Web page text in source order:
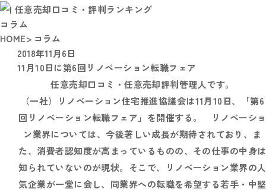
コラム
HOME> コラム
2018年11月6日
11月10日に第6回リノベーション転職フェア
任意売却口コミ・任意売却評判管理人です。
（一社）リノベーション住宅推進協議会は11月10日、「第6
回リノベーション転職フェア」を開催する。 リノベーショ
ン業界については、今後著しい成長が期待されており、ま
た、消費者認知度が高まっているものの、その仕事の中身は
知られていないのが現状。そこで、リノベーション業界の人
気企業が一堂に会し、同業界への転職を希望する若手・中堅